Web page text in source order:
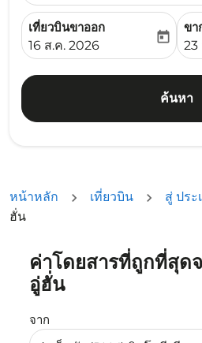
เที่ยวบินขาออก
fc-booking-departure-date-
16 ส.ค. 2026
today
ขา
23
ค้นหา
หน้าหลัก เที่ยวบิน สู่ ประ
ฮั่น
ค่าโดยสารที่ถูกที่สุด
อู่ฮั่น
จาก
ลองอัปเดตเส้นทางของคุณ (ต้